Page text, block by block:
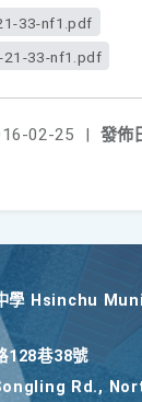
33-nf1.pdf
21-33-nf1.pdf
發佈
02-25
|
學 Hsinchu
128巷38號
Rd.,